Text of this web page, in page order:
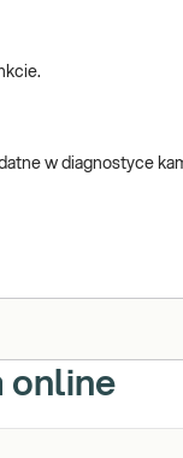
w diagnostyce
online